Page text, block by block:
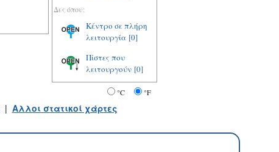
Δες όπου:
Κέντρο σε πλήρη
λειτουργία [0]
Πίστες που
λειτουργούν [0]
°C °F
| Αλλοι στατικοί χάρτες